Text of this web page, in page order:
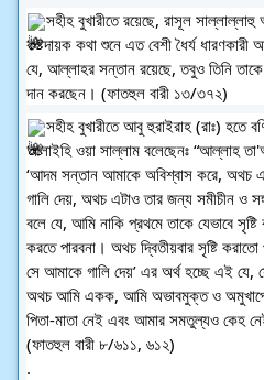
সহীহ বুখারীতে রয়েছে, রাসূল
কষ্টদায়ক কথা শুনে এত বেশী ধৈর্য
যে, আল্লাহর সন্তান রয়েছে, তবুও তিনি
দান করছেন। (ফাতহুল বারী ১৩/৩৭২)
সহীহ বুখারীতে আবু হুরাইরাহ (রাঃ) হতে
আলাইহি ওয়া সাল্লাম বলেছেনঃ “আল্লাহ
‘আদম সন্তান আমাকে অবিশ্বাস করে, অথচ
গালি দেয়, অথচ এটাও তার জন্য সমীচীন ও
বলে যে, আমি নাকি প্রথমে তাকে যেভাবে
করতে পারবনা। অথচ দ্বিতীয়বার সৃষ্টি
সে আমাকে গালি দেয়’ এর অর্থ হচ্ছে এই যে,
অথচ আমি একক, আমি অভাবমুক্ত ও
পিতা-মাতা নেই এবং আমার সমতুল্যও কেহ
(ফাতহুল বারী ৮/৬১১, ৬১২)
.